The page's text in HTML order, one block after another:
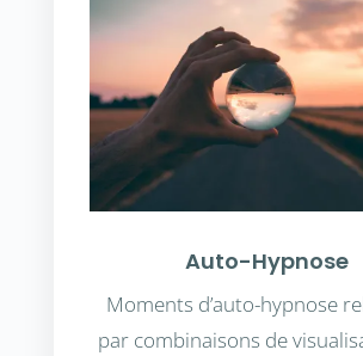
Auto-Hypnose
Moments d’auto-hypnose
par combinaisons de